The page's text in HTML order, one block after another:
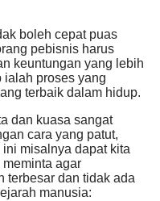
boleh cepat puas
pebisnis harus
keuntungan yang lebih
ialah proses yang
terbaik dalam hidup.
dan kuasa sangat
cara yang patut,
misalnya dapat kita
agar
terbesar dan tidak ada
manusia: